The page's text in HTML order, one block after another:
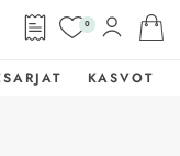
0
KASVOT